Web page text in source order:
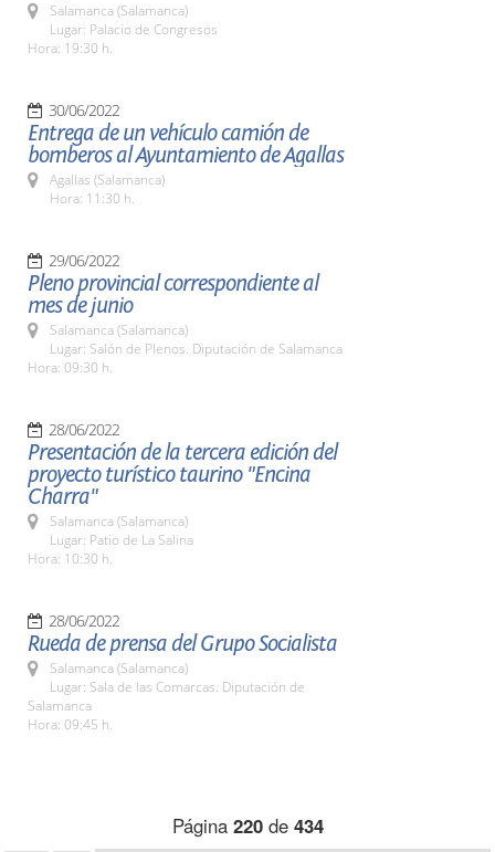
Salamanca (Salamanca)
Lugar: Palacio de Congresos
Hora: 19:30 h.
30/06/2022
Entrega de un vehículo camión de
bomberos al Ayuntamiento de Agallas
Agallas (Salamanca)
Hora: 11:30 h.
29/06/2022
Pleno provincial correspondiente al
mes de junio
Salamanca (Salamanca)
Lugar: Salón de Plenos. Diputación de Salamanca
Hora: 09:30 h.
28/06/2022
Presentación de la tercera edición del
proyecto turístico taurino "Encina
Charra"
Salamanca (Salamanca)
Lugar: Patio de La Salina
Hora: 10:30 h.
28/06/2022
Rueda de prensa del Grupo Socialista
Salamanca (Salamanca)
Lugar: Sala de las Comarcas. Diputación de
Salamanca
Hora: 09:45 h.
Página 220de 434